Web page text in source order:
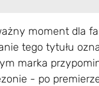
moment dla
tego tytułu
marka
- po